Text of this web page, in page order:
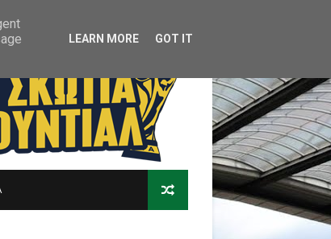
LEARN MORE GOT IT